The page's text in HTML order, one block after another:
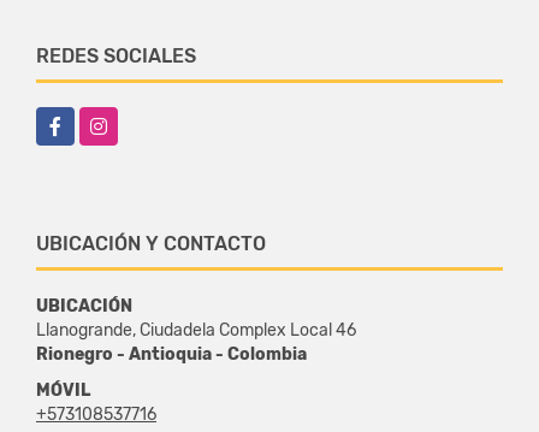
REDES SOCIALES
FacebookInstagram
UBICACIÓN Y CONTACTO
UBICACIÓN
Llanogrande, Ciudadela Complex Local 46
Rionegro - Antioquia - Colombia
MÓVIL
+573108537716